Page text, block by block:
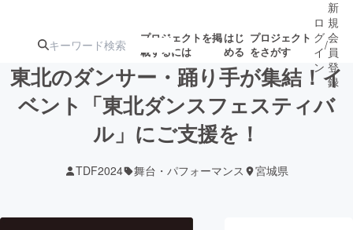
プロジェクトを掲
載するには
はじ
める
プロジェクト
をさがす
注目のリ 注目の新着プロ募集終了が近いプ
ロジェクト
ロ
グ
イ
ン
/
新
規
会
員
登
録
東北のダンサー・踊り手が集結！イ
ベント「東北ダンスフェスティバ
ル」にご支援を！
TDF2024 舞台・パフォーマンス 宮城県